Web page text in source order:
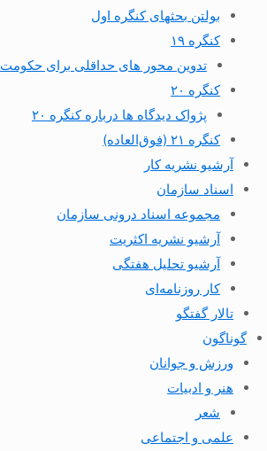
بولتن بحثهای کنگره اول
کنگره ۱۹
تدوین محور های حداقلی برای حکومت
کنگره ۲۰
پژواک دیدگاه ها درباره کنگره ۲۰
کنگره ۲۱ (فوق‌العاده)
آرشیو نشریه کار
اسناد سازمان
مجموعه اسناد درونی سازمان
آرشیو نشریه اکثریت
آرشیو تحلیل هفتگی
کار روزنامه‌ای
تالار گفتگو
گوناگون
ورزش و جوانان
هنر و ادبیات
شعر
علمی و اجتماعی